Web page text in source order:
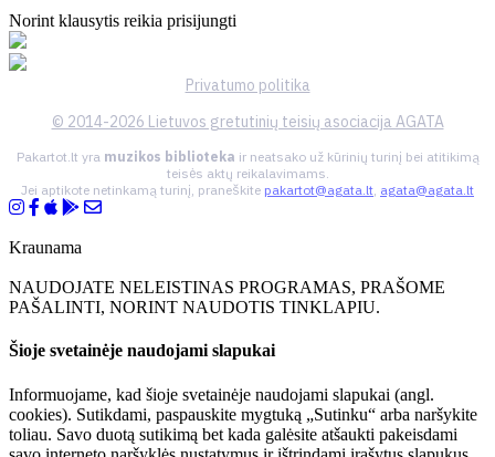
Norint klausytis reikia prisijungti
Privatumo politika
© 2014-2026 Lietuvos gretutinių teisių asociacija AGATA
Pakartot.lt yra muzikos biblioteka ir neatsako už kūrinių turinį bei atitikimą
teisės aktų reikalavimams.
Jei aptikote netinkamą turinį, praneškite pakartot@agata.lt, agata@agata.lt
Kraunama
NAUDOJATE NELEISTINAS PROGRAMAS, PRAŠOME
PAŠALINTI, NORINT NAUDOTIS TINKLAPIU.
Šioje svetainėje naudojami slapukai
Informuojame, kad šioje svetainėje naudojami slapukai (angl.
cookies). Sutikdami, paspauskite mygtuką „Sutinku“ arba naršykite
toliau. Savo duotą sutikimą bet kada galėsite atšaukti pakeisdami